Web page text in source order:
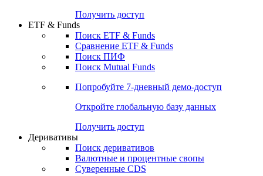
Получить доступ
ETF & Funds
Поиск ETF & Funds
Сравнение ETF & Funds
Поиск ПИФ
Поиск Mutual Funds
Попробуйте 7-дневный демо-доступ
Откройте глобальную базу данных
Получить доступ
Деривативы
Поиск деривативов
Валютные и процентные свопы
Суверенные CDS